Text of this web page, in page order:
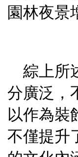
園林夜景
綜上所
分廣泛，
以作為裝
不僅提升